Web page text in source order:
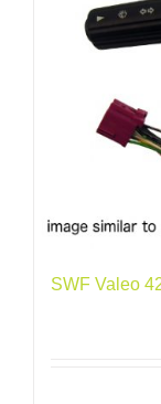
SWF Valeo